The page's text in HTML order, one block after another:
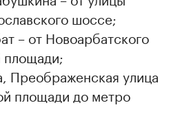
шоссе;
– от Новоарбатского
площади;
Преображенская улица
площади до метро